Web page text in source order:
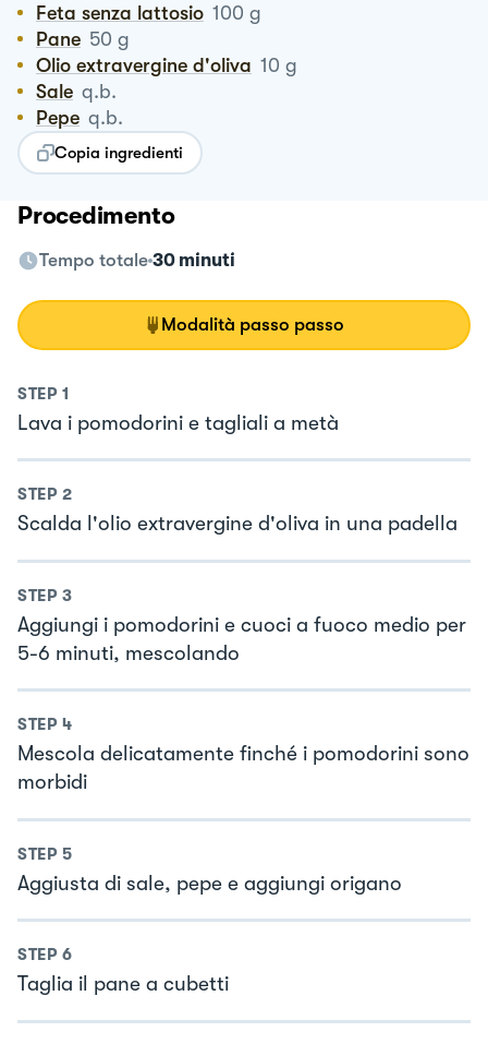
Feta senza lattosio 100 g
Pane 50 g
Olio extravergine d'oliva 10 g
Sale q.b.
Pepe q.b.
Copia ingredienti
Procedimento
Tempo totale 30 minuti
Modalità passo passo
STEP 1
Lava i pomodorini e tagliali a metà
STEP 2
Scalda l'olio extravergine d'oliva in una padella
STEP 3
Aggiungi i pomodorini e cuoci a fuoco medio per
5-6 minuti, mescolando
STEP 4
Mescola delicatamente finché i pomodorini sono
morbidi
STEP 5
Aggiusta di sale, pepe e aggiungi origano
STEP 6
Taglia il pane a cubetti